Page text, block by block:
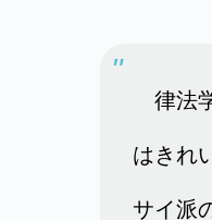
律法
はきれ
サイ派